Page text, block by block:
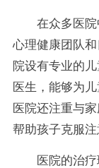
在众多医
心理健康团队
院设有专业的
医生，能够为
医院还注重与
帮助孩子克服注
医院的治